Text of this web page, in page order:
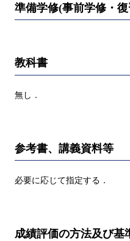
準備学修(事前学修・
教科書
無し．
参考書、講義資料等
必要に応じて指定する．
成績評価の方法及び基